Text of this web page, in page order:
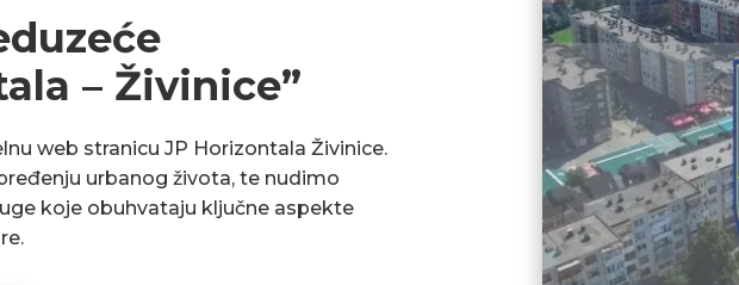
– Živinice”
web stranicu JP Horizontala Živinice.
urbanog života, te nudimo
koje obuhvataju ključne aspekte